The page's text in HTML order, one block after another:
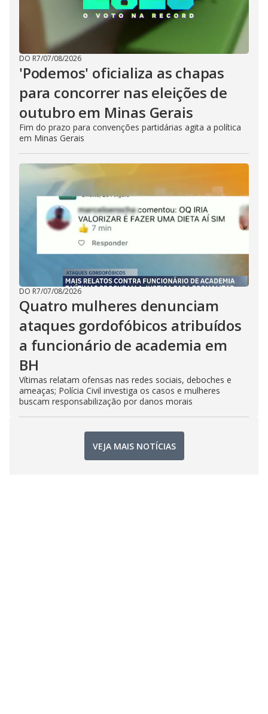
DO R7/07/08/2026
'Podemos' oficializa as chapas
para concorrer nas eleições de
outubro em Minas Gerais
Fim do prazo para convenções partidárias agita a política
em Minas Gerais
DO R7/07/08/2026
Quatro mulheres denunciam
ataques gordofóbicos atribuídos
a funcionário de academia em
BH
Vítimas relatam ofensas nas redes sociais, deboches e
ameaças; Polícia Civil investiga os casos e mulheres
buscam responsabilização por danos morais
VEJA MAIS NOTÍCIAS